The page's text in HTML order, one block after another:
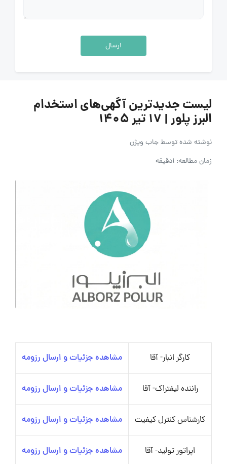
ارسال
لیست جدیدترین آگهی‌های استخدام
البرز پلور | ۱۷ تیر ۱۴۰۵
نوشته شده توسطجاب ویژن
زمان مطالعه: 1دقیقه
کارگر انبار- آقا مشاهده جزئیات و ارسال رزومه
راننده لیفتراک- آقا مشاهده جزئیات و ارسال رزومه
کارشناس کنترل کیفیت مشاهده جزئیات و ارسال رزومه
اپراتور تولید- آقا مشاهده جزئیات و ارسال رزومه